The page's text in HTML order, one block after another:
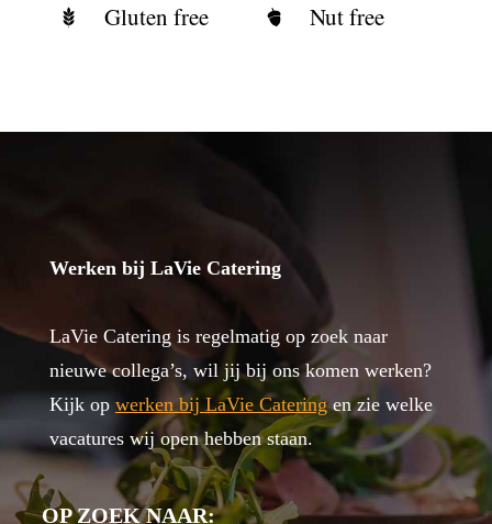
Gluten free
Nut free
Werken bij LaVie Catering
LaVie Catering is regelmatig op zoek naar
nieuwe collega’s, wil jij bij ons komen werken?
Kijk op werken bij LaVie Cateringen zie welke
vacatures wij open hebben staan.
OP ZOEK NAAR: